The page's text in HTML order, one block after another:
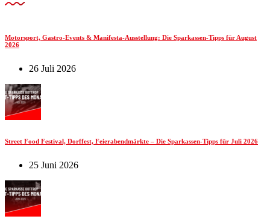
Motorsport, Gastro-Events & Manifesta-Ausstellung: Die Sparkassen-Tipps für August
2026
26 Juli 2026
Street Food Festival, Dorffest, Feierabendmärkte – Die Sparkassen-Tipps für Juli 2026
25 Juni 2026